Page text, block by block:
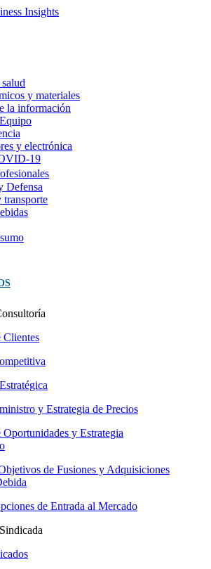
y materiales
la información
y electrónica
19
Defensa
Clientes
y Estrategia de Precios
y Estrategia
de Fusiones y Adquisiciones
de Entrada al Mercado